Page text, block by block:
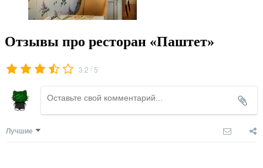
Отзывы про ресторан «Паштет»
3.2 / 5
Лучшие